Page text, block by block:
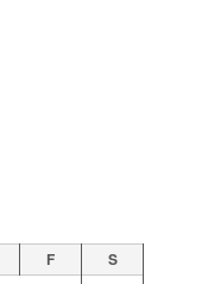
F S